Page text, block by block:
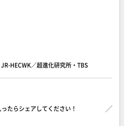
HECWK／超進化研究所・TBS
たらシェアしてください！